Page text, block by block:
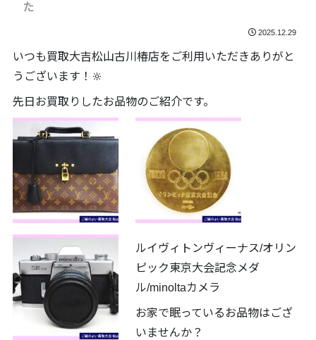
た
2025.12.29
いつも買取大吉松山古川椿店をご利用いただきありがと
うございます！🔆
先日お買取りしたお品物のご紹介です。
ルイヴィトンヴィーナス/オリン
ピック東京大会記念メダ
ル/minoltaカメラ
お家で眠っているお品物はござ
いませんか？